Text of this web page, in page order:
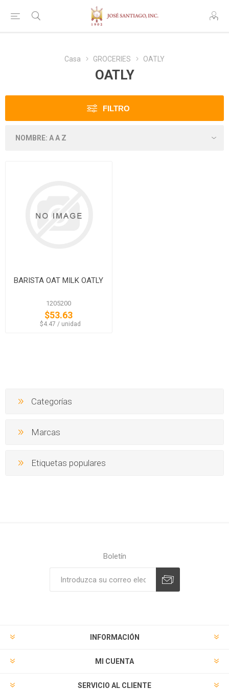
Casa GROCERIES OATLY
OATLY
FILTRO
BARISTA OAT MILK OATLY
1205200
$53.63
‏‏‎ ‎‏‏‎ ‎$4.47 / unidad
Categorías
Marcas
Etiquetas populares
Boletín
INFORMACIÓN
MI CUENTA
SERVICIO AL CLIENTE